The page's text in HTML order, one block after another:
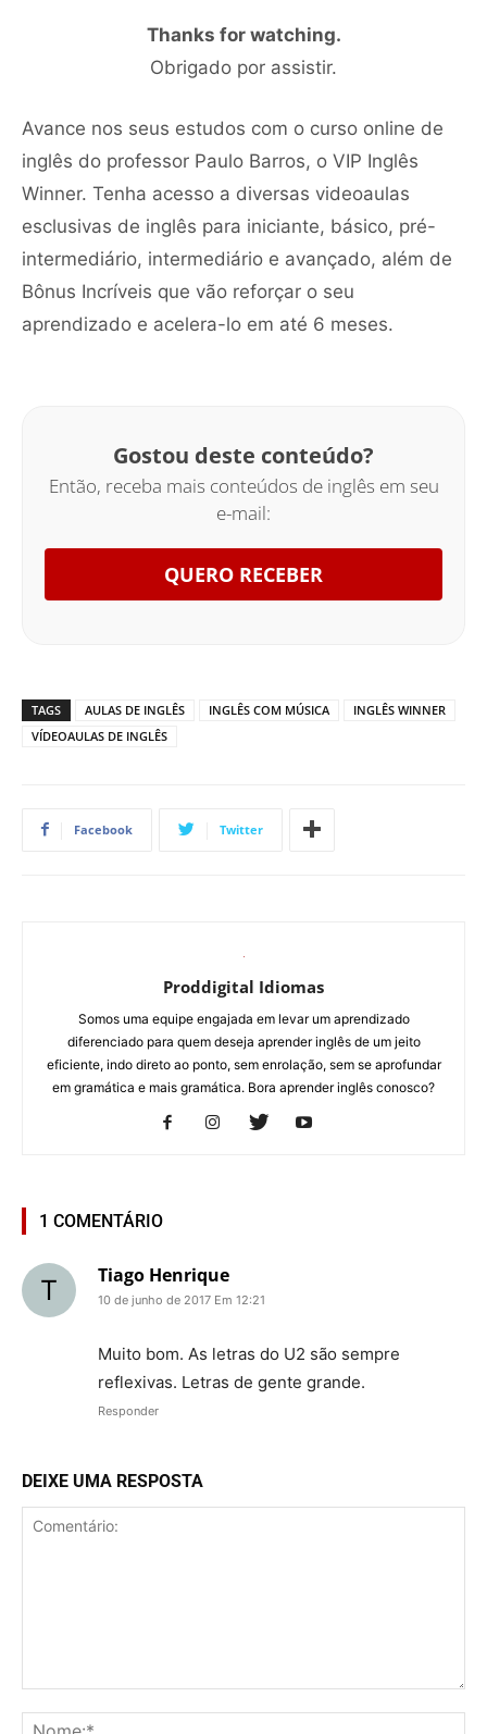
Thanks for watching.
Obrigado por assistir.
Avance nos seus estudos com o curso online de
inglês do professor Paulo Barros, o VIP Inglês
Winner. Tenha acesso a diversas videoaulas
esclusivas de inglês para iniciante, básico, pré-
intermediário, intermediário e avançado, além de
Bônus Incríveis que vão reforçar o seu
aprendizado e acelera-lo em até 6 meses.
Gostou deste conteúdo?
Então, receba mais conteúdos de inglês em seu
e-mail:
QUERO RECEBER
TAGS AULAS DE INGLÊS INGLÊS COM MÚSICA
INGLÊS WINNER
VÍDEOAULAS DE INGLÊS
Facebook Twitter
Proddigital Idiomas
Somos uma equipe engajada em levar um aprendizado
diferenciado para quem deseja aprender inglês de um jeito
eficiente, indo direto ao ponto, sem enrolação, sem se aprofundar
em gramática e mais gramática. Bora aprender inglês conosco?
1 COMENTÁRIO
Tiago Henrique
10 de junho de 2017 Em 12:21
Muito bom. As letras do U2 são sempre
reflexivas. Letras de gente grande.
Responder
DEIXE UMA RESPOSTA